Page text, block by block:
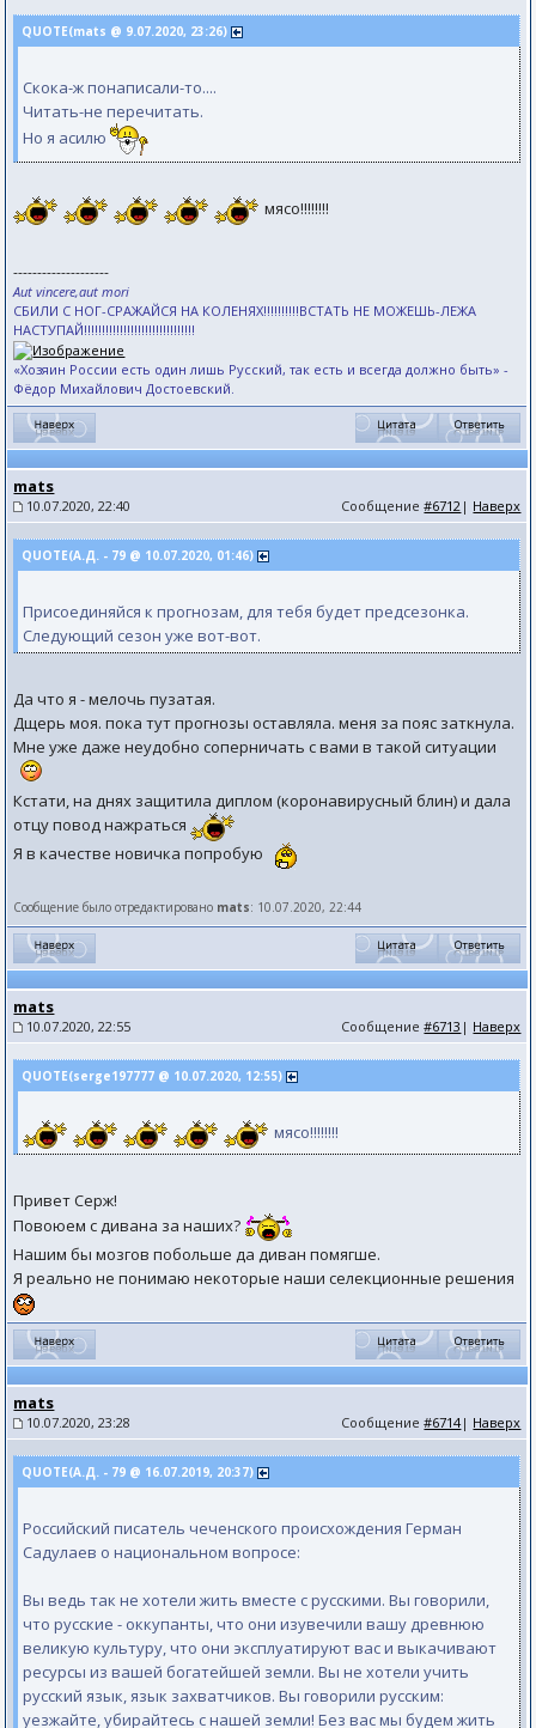
QUOTE(mats @ 9.07.2020, 23:26)
Скока-ж понаписали-то....
Читать-не перечитать.
Но я асилю
мясо!!!!!!!!
--------------------
Aut vincere,aut mori
СБИЛИ С НОГ-СРАЖАЙСЯ НА КОЛЕНЯХ!!!!!!!!!!ВСТАТЬ НЕ МОЖЕШЬ-ЛЕЖА
НАСТУПАЙ!!!!!!!!!!!!!!!!!!!!!!!!!!!!!!!
«Хозяин России есть один лишь Русский, так есть и всегда должно быть» -
Фёдор Михайлович Достоевский.
mats
10.07.2020, 22:40 Сообщение#6712 | Наверх
QUOTE(А.Д. - 79 @ 10.07.2020, 01:46)
Присоединяйся к прогнозам, для тебя будет предсезонка.
Следующий сезон уже вот-вот.
Да что я - мелочь пузатая.
Дщерь моя. пока тут прогнозы оставляла. меня за пояс заткнула.
Мне уже даже неудобно соперничать с вами в такой ситуации
Кстати, на днях защитила диплом (коронавирусный блин) и дала
отцу повод нажраться
Я в качестве новичка попробую
Сообщение было отредактировано mats: 10.07.2020, 22:44
mats
10.07.2020, 22:55 Сообщение#6713 | Наверх
QUOTE(serge197777 @ 10.07.2020, 12:55)
мясо!!!!!!!!
Привет Серж!
Повоюем с дивана за наших?
Нашим бы мозгов побольше да диван помягше.
Я реально не понимаю некоторые наши селекционные решения
mats
10.07.2020, 23:28 Сообщение#6714| Наверх
QUOTE(А.Д. - 79 @ 16.07.2019, 20:37)
Российский писатель чеченского происхождения Герман
Садулаев о национальном вопросе:
Вы ведь так не хотели жить вместе с русскими. Вы говорили,
что русские - оккупанты, что они изувечили вашу древнюю
великую культуру, что они эксплуатируют вас и выкачивают
ресурсы из вашей богатейшей земли. Вы не хотели учить
русский язык, язык захватчиков. Вы говорили русским:
уезжайте, убирайтесь с нашей земли! Без вас мы будем жить